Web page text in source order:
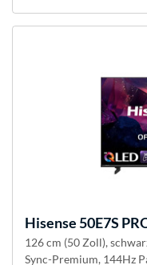
Hisense50E7S
126 cm (50 Zoll),
Sync-Premium, 144Hz